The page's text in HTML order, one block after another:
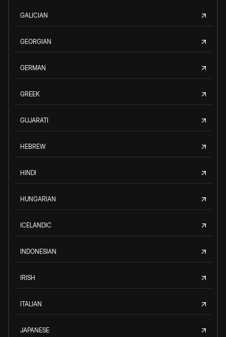
GALICIAN
GEORGIAN
GERMAN
GREEK
GUJARATI
HEBREW
HINDI
HUNGARIAN
ICELANDIC
INDONESIAN
IRISH
ITALIAN
JAPANESE